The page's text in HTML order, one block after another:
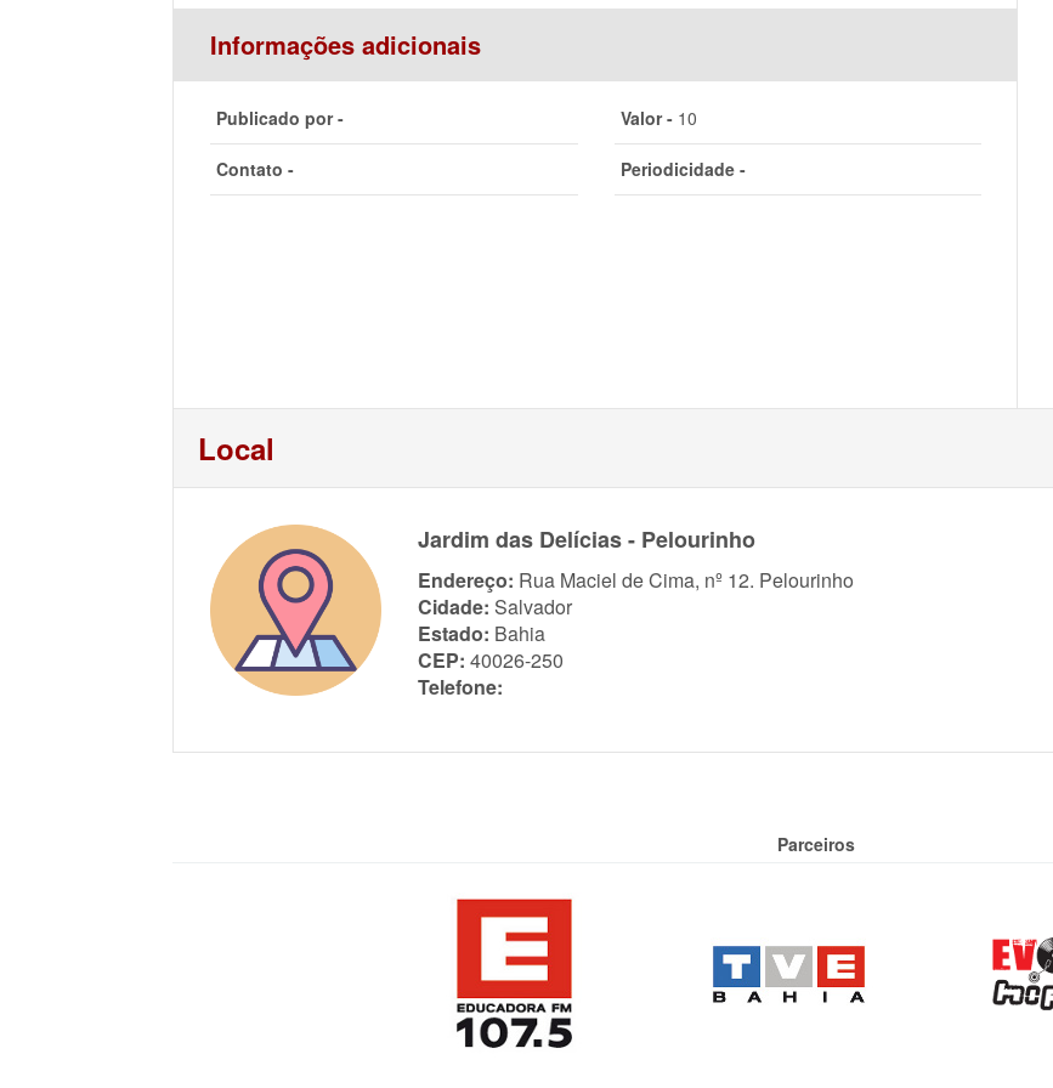
Informações adicionais
Publicado por - Valor -10
Contato - Periodicidade -
Local
Jardim das Delícias - Pelourinho
Endereço: Rua Maciel de Cima, nº 12. Pelourinho
Cidade: Salvador
Estado: Bahia
CEP: 40026-250
Telefone:
Parceiros